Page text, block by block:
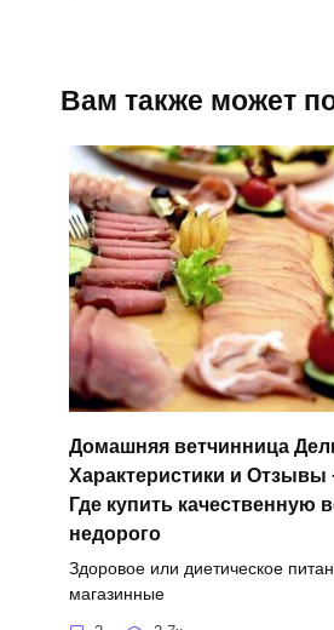
Вам также может
Домашняя ветчинница
Характеристики и Отзывы
Где купить качественную
недорого
Здоровое или диетическое
магазинные